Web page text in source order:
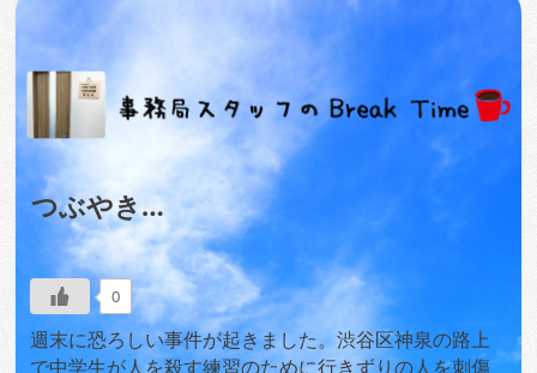
つぶやき…
0
週末に恐ろしい事件が起きました。渋谷区神泉の路上
で中学生が人を殺す練習のために行きずりの人を刺傷